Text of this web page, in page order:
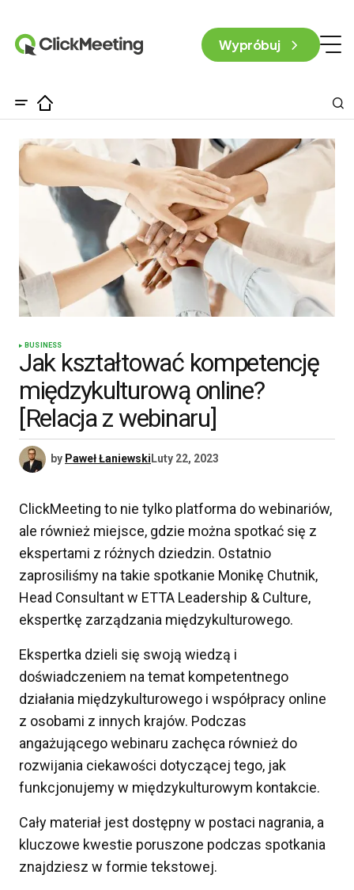
Wypróbuj
BUSINESS
Jak kształtować kompetencję
międzykulturową online?
[Relacja z webinaru]
by Paweł Łaniewski Luty 22, 2023
ClickMeeting to nie tylko platforma do webinariów,
ale również miejsce, gdzie można spotkać się z
ekspertami z różnych dziedzin. Ostatnio
zaprosiliśmy na takie spotkanie Monikę Chutnik,
Head Consultant w ETTA Leadership & Culture,
ekspertkę zarządzania międzykulturowego.
Ekspertka dzieli się swoją wiedzą i
doświadczeniem na temat kompetentnego
działania międzykulturowego i współpracy online
z osobami z innych krajów. Podczas
angażującego webinaru zachęca również do
rozwijania ciekawości dotyczącej tego, jak
funkcjonujemy w międzykulturowym kontakcie.
Cały materiał jest dostępny w postaci nagrania, a
kluczowe kwestie poruszone podczas spotkania
znajdziesz w formie tekstowej.